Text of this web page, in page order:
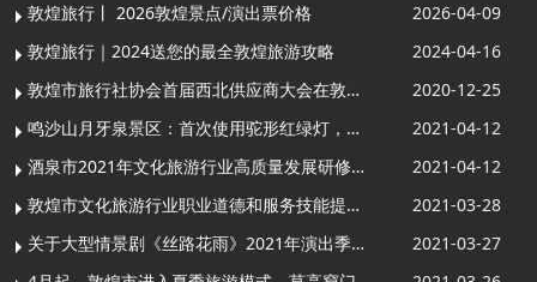
敦煌旅行丨 2026敦煌景点/演出票价格
2026-04-09
敦煌旅行｜2024送您的最全敦煌旅游攻略
2024-04-16
敦煌市旅行社协会首届西北供应商大会在敦煌召开
2020-12-25
鸣沙山月牙泉景区：首次使用驼形红绿灯，骆驼“看驼灯绿了”走起来
2021-04-12
酒泉市2021年文化旅游行业高质量发展研修提升培训班敦煌分训点开班
2021-04-12
敦煌市文化旅游行业职业道德和服务技能提升导游专项培训成功举办
2021-03-28
关于大型情景剧《丝路花雨》2021年演出季开演的通知
2021-03-27